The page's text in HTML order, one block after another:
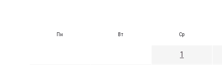
Пн Вт Ср
1